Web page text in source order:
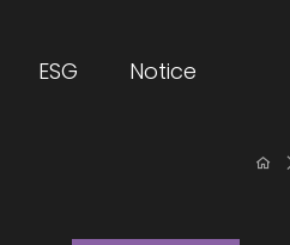
ESG Notice